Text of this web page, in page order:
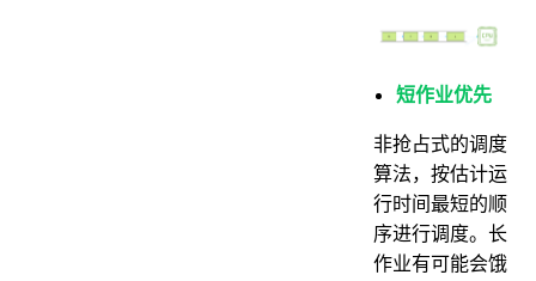
短作业优先
非抢占式的调度
算法，按估计运
行时间最短的顺
序进行调度。长
作业有可能会饿